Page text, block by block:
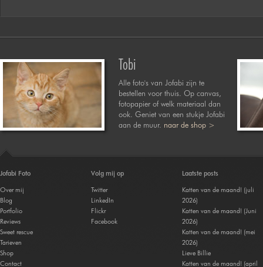
Tobi
Alle foto's van Jofabi zijn te
bestellen voor thuis. Op canvas,
fotopapier of welk materiaal dan
ook. Geniet van een stukje Jofabi
aan de muur. naar de shop >
Jofabi Foto
Over mij
Blog
Portfolio
Reviews
Sweet rescue
Tarieven
Shop
Contact
Volg mij op
Twitter
LinkedIn
Flickr
Facebook
Laatste posts
Katten van de maand! (juli
2026)
Katten van de maand! (Juni
2026)
Katten van de maand! (mei
2026)
Lieve Billie
Katten van de maand! (april